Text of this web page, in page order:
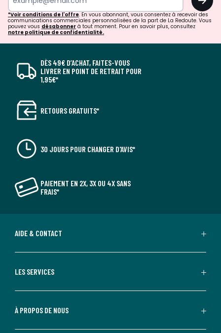
*Voir conditions de l'offre. En vous abonnant, vous consentez à recevoir des
communications commerciales personnalisées de la part de La Redoute. Vous
pouvez vous désabonner à tout moment. Pour en savoir plus, consultez
notre politique de confidentialité.
DÈS 49€ D’ACHAT, FAITES-VOUS
LIVRER EN POINT DE RETRAIT POUR
1,95€*
RETOURS GRATUITS*
30 JOURS POUR CHANGER D'AVIS*
PAIEMENT EN 2X, 3X OU 4X SANS
FRAIS*
AIDE & CONTACT
LES SERVICES
À PROPOS DE NOUS